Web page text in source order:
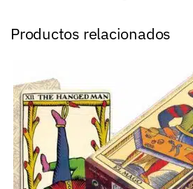
Productos relacionados